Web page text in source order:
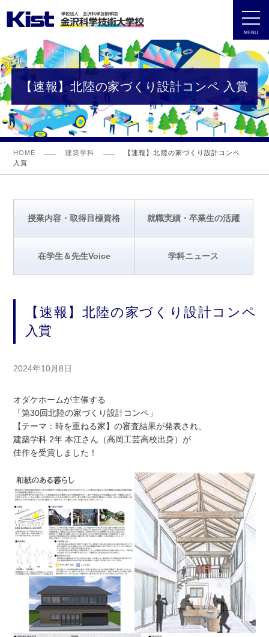
MENU
【速報】北陸の家づくり設計コンペ 入賞
HOME 建築学科
【速報】北陸の家づくり設計コンペ
入賞
授業内容・取得目標資格 就職実績・卒業生の活躍
在学生＆先生Voice 学科ニュース
【速報】北陸の家づくり設計コンペ
入賞
2024年10月8日
オダケホームが主催する
「第30回北陸の家づくり設計コンペ」
【テーマ：時を重ねる家】の審査結果が発表され、
建築学科 2年 本江さん（高岡工芸高校出身）が
佳作を受賞しました！